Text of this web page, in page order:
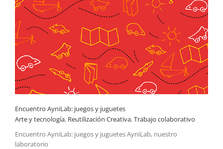
Encuentro AyniLab: juegos y juguetes
Arte y tecnología, Reutilización Creativa,Trabajo colaborativo
Encuentro AyniLab: juegos y juguetes AyniLab, nuestro
laboratorio